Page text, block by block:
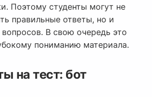
Поэтому студенты могут не
правильные ответы, но и
В свою очередь это
пониманию материала.
на тест: бот